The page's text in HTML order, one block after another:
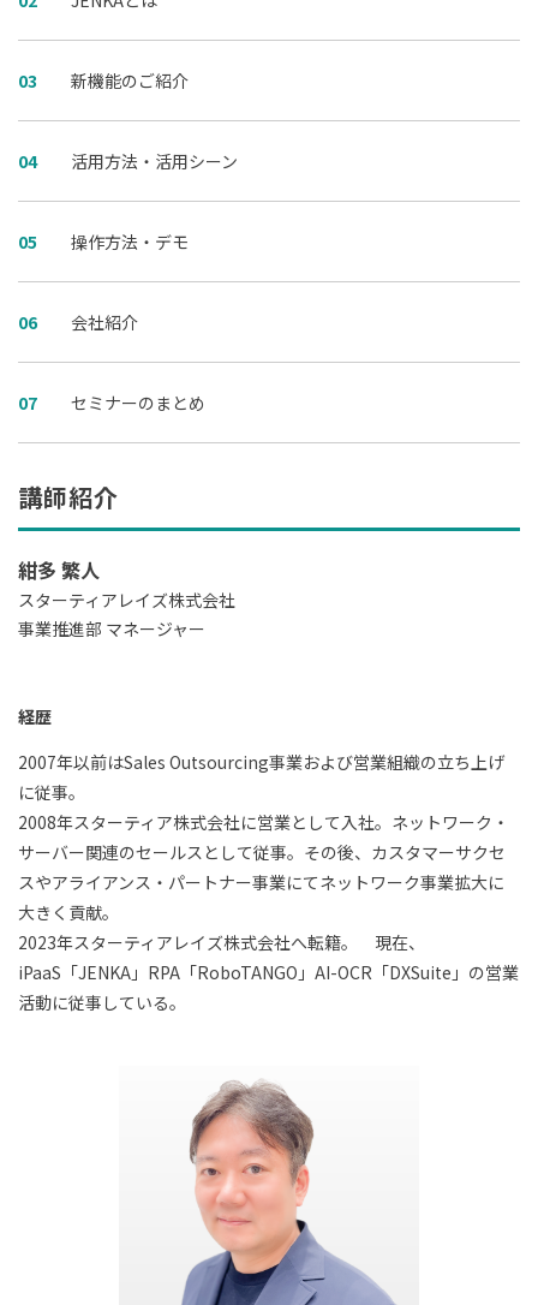
03 新機能のご紹介
04 活用方法・活用シーン
05 操作方法・デモ
06 会社紹介
07 セミナーのまとめ
講師紹介
紺多 繁人
スターティアレイズ株式会社
事業推進部 マネージャー
経歴
2007年以前はSales Outsourcing事業および営業組織の立ち上げ
に従事。
2008年スターティア株式会社に営業として入社。ネットワーク・
サーバー関連のセールスとして従事。その後、カスタマーサクセ
スやアライアンス・パートナー事業にてネットワーク事業拡大に
大きく貢献。
2023年スターティアレイズ株式会社へ転籍。 現在、
iPaaS「JENKA」RPA「RoboTANGO」AI-OCR「DXSuite」の営業
活動に従事している。